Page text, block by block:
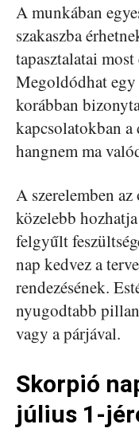
A munkában
szakaszba
tapasztalatai
Megoldódhat
korábban
kapcsolatokban
hangnem ma
A szerelemben
közelebb
felgyűlt
nap kedvez a
rendezésének.
nyugodtabb
vagy a párjával.
Skorpió
július 1-